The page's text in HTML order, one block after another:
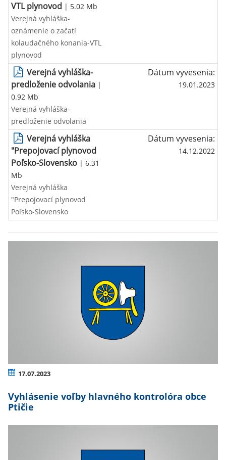
VTL plynovod | 5.02 Mb
Verejná vyhláška-
oznámenie o začatí
kolaudačného konania-VTL
plynovod
Verejná vyhláška-
predloženie odvolania |
0.92 Mb
Dátum vyvesenia:
19.01.2023
Verejná vyhláška-
predloženie odvolania
Verejná vyhláška
"Prepojovací plynovod
Poľsko-Slovensko | 6.31
Mb
Dátum vyvesenia:
14.12.2022
Verejná vyhláška
"Prepojovací plynovod
Poľsko-Slovensko
17.07.2023
Vyhlásenie voľby hlavného kontrolóra obce
Ptičie